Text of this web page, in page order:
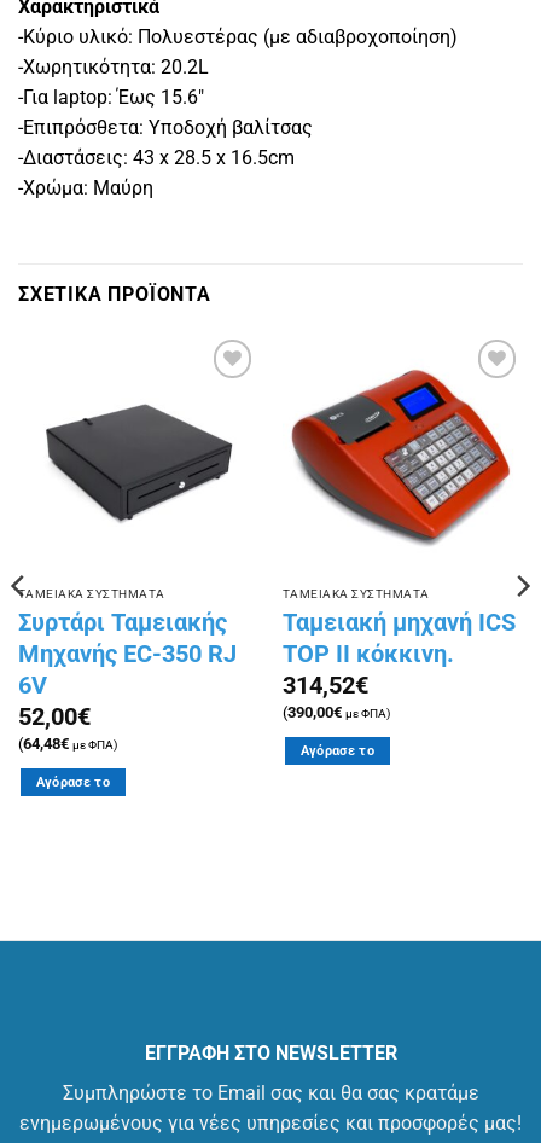
Χαρακτηριστικά
-Κύριο υλικό: Πολυεστέρας (με αδιαβροχοποίηση)
-Χωρητικότητα: 20.2L
-Για laptop: Έως 15.6″
-Επιπρόσθετα: Υποδοχή βαλίτσας
-Διαστάσεις: 43 x 28.5 x 16.5cm
-Χρώμα: Μαύρη
ΣΧΕΤΙΚΑ ΠΡΟΪΟΝΤΑ
λίστα
επιθυμιών
ΤΑΜΕΙΑΚΑ ΣΥΣΤΗΜΑΤΑ
Συρτάρι Ταμειακής
Μηχανής EC-350 RJ
6V
52,00€
(64,48€ με ΦΠΑ)
Αγόρασε το
Πρόσθήκη
στην
λίστα
επιθυμιών
ΤΑΜΕΙΑΚΑ ΣΥΣΤΗΜΑΤΑ
Ταμειακή μηχανή ICS
TOP II κόκκινη.
314,52€
(390,00€ με ΦΠΑ)
Αγόρασε το
ΕΓΓΡΑΦΗ ΣΤΟ NEWSLETTER
Συμπληρώστε το Email σας και θα σας κρατάμε
ενημερωμένους για νέες υπηρεσίες και προσφορές μας!